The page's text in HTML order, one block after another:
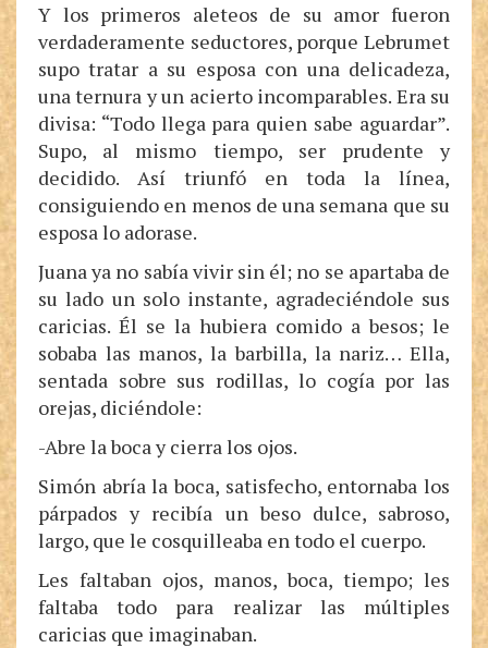
Y los primeros aleteos de su amor fueron
verdaderamente seductores, porque Lebrumet
supo tratar a su esposa con una delicadeza,
una ternura y un acierto incomparables. Era su
divisa: “Todo llega para quien sabe aguardar”.
Supo, al mismo tiempo, ser prudente y
decidido. Así triunfó en toda la línea,
consiguiendo en menos de una semana que su
esposa lo adorase.
Juana ya no sabía vivir sin él; no se apartaba de
su lado un solo instante, agradeciéndole sus
caricias. Él se la hubiera comido a besos; le
sobaba las manos, la barbilla, la nariz… Ella,
sentada sobre sus rodillas, lo cogía por las
orejas, diciéndole:
-Abre la boca y cierra los ojos.
Simón abría la boca, satisfecho, entornaba los
párpados y recibía un beso dulce, sabroso,
largo, que le cosquilleaba en todo el cuerpo.
Les faltaban ojos, manos, boca, tiempo; les
faltaba todo para realizar las múltiples
caricias que imaginaban.